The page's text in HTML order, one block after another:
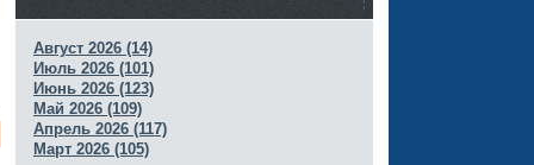
Август 2026 (14)
Июль 2026 (101)
Июнь 2026 (123)
Май 2026 (109)
Апрель 2026 (117)
Март 2026 (105)